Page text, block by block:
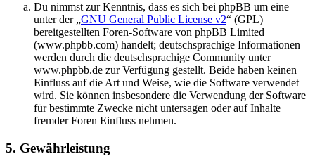
Du nimmst zur Kenntnis, dass es sich bei phpBB um eine
unter der „GNU General Public License v2“ (GPL)
bereitgestellten Foren-Software von phpBB Limited
(www.phpbb.com) handelt; deutschsprachige Informationen
werden durch die deutschsprachige Community unter
www.phpbb.de zur Verfügung gestellt. Beide haben keinen
Einfluss auf die Art und Weise, wie die Software verwendet
wird. Sie können insbesondere die Verwendung der Software
für bestimmte Zwecke nicht untersagen oder auf Inhalte
fremder Foren Einfluss nehmen.
5. Gewährleistung